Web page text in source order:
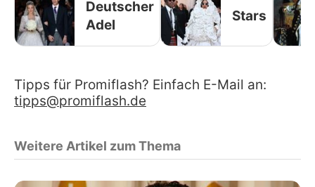
Deutscher
Adel
Stars
Tipps für Promiflash? Einfach E-Mail an:
tipps@promiflash.de
Weitere Artikel zum Thema